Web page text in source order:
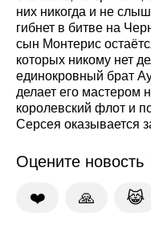
них никогда и не
гибнет в битве на
сын Монтерис
которых никому нет
единокровный брат
делает его мастером
королевский флот и
Серсея оказывается
Оцените новость
❤️ 🙏 😹